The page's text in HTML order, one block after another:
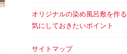
オリジナルの染め風呂敷を作
気にしておきたいポイント
サイトマップ